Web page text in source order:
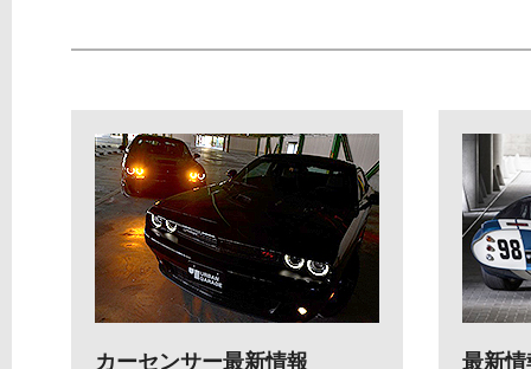
カーセンサー最新情報 最新情